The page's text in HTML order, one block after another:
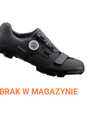
BRAK W MAGAZYNIE